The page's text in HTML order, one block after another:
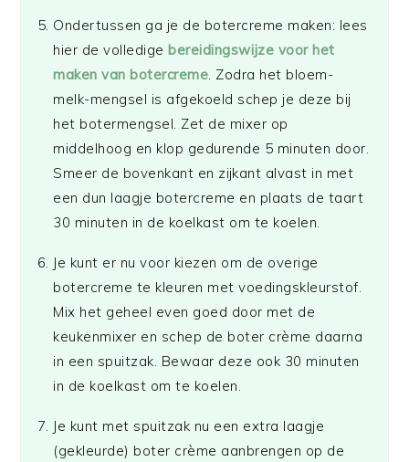
Ondertussen ga je de botercreme maken: lees
hier de volledigebereidingswijze voor het
maken van botercreme. Zodra het bloem-
melk-mengsel is afgekoeld schep je deze bij
het botermengsel. Zet de mixer op
middelhoog en klop gedurende 5 minuten door.
Smeer de bovenkant en zijkant alvast in met
een dun laagje botercreme en plaats de taart
30 minuten in de koelkast om te koelen.
Je kunt er nu voor kiezen om de overige
botercreme te kleuren met voedingskleurstof.
Mix het geheel even goed door met de
keukenmixer en schep de boter crème daarna
in een spuitzak. Bewaar deze ook 30 minuten
in de koelkast om te koelen.
Je kunt met spuitzak nu een extra laagje
(gekleurde) boter crème aanbrengen op de